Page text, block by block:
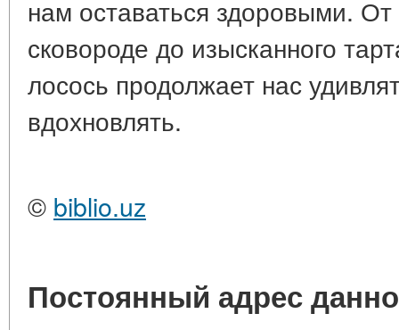
нам оставаться здоровыми. От
сковороде до изысканного
лосось продолжает нас
вдохновлять.
© biblio.uz
Постоянный адрес